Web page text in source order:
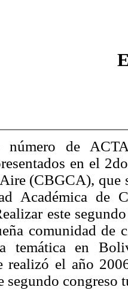
número de
en el
(CBGCA), que
Académica de
este
comunidad de
temática en
realizó el año
segundo congreso